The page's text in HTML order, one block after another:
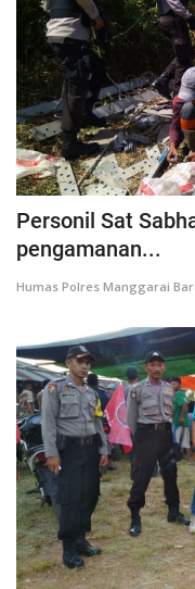
Personil Sat
pengamanan...
Humas Polres Manggarai